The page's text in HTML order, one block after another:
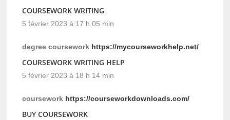
COURSEWORK WRITING
5 février 2023 à 17 h 05 min
degree coursework https://mycourseworkhelp.net/
COURSEWORK WRITING HELP
5 février 2023 à 18 h 14 min
coursework https://courseworkdownloads.com/
BUY COURSEWORK